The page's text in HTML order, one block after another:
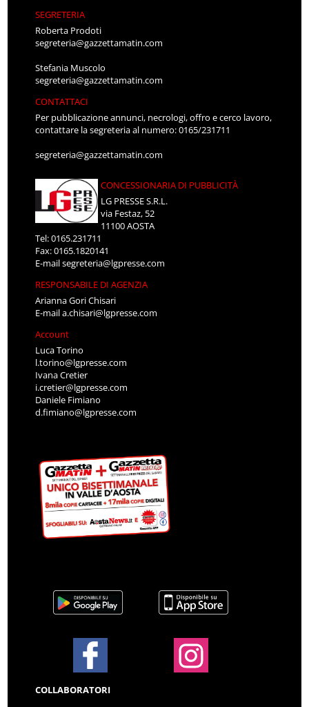
SEGRETERIA
Roberta Prodoti
segreteria@gazzettamatin.com
Stefania Muscolo
segreteria@gazzettamatin.com
CONTATTACI
Per pubblicazione annunci, necrologi, offro e cerco lavoro,
contattare la segreteria al numero: 0165/231711
segreteria@gazzettamatin.com
CONCESSIONARIA DI PUBBLICITÀ
LG PRESSE S.R.L.
via Festaz, 52
11100 AOSTA
Tel: 0165.231711
Fax: 0165.1820141
E-mailsegreteria@lgpresse.com
RESPONSABILE DI AGENZIA
Arianna Gori Chisari
E-maila.chisari@lgpresse.com
Account
Luca Torino
l.torino@lgpresse.com
Ivana Cretier
i.cretier@lgpresse.com
Daniele Fimiano
d.fimiano@lgpresse.com
COLLABORATORI